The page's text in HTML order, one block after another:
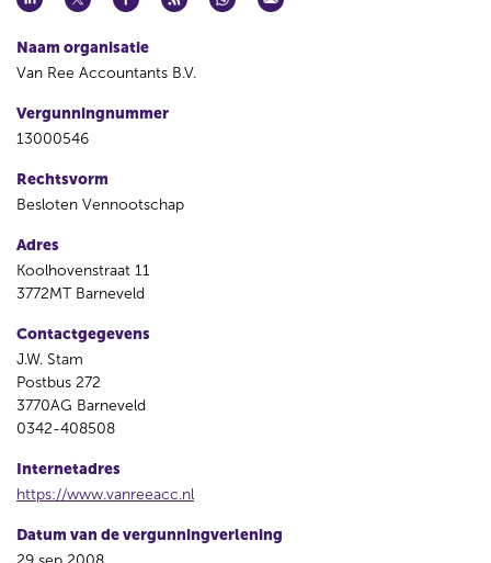
Naam organisatie
Van Ree Accountants B.V.
Vergunningnummer
13000546
Rechtsvorm
Besloten Vennootschap
Adres
Koolhovenstraat 11
3772MT Barneveld
Contactgegevens
J.W. Stam
Postbus 272
3770AG Barneveld
0342-408508
Internetadres
https://www.vanreeacc.nl
Datum van de vergunningverlening